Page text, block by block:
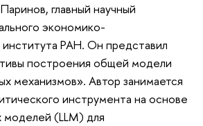
главный научный
экономико-
РАН. Он представил
построения общей модели
механизмов». Автор занимается
инструмента на основе
моделей (LLM) для